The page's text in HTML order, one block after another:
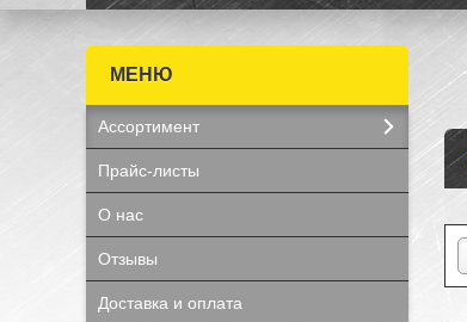
Ассортимент
Прайс-листы
О нас
Отзывы
Доставка и оплата